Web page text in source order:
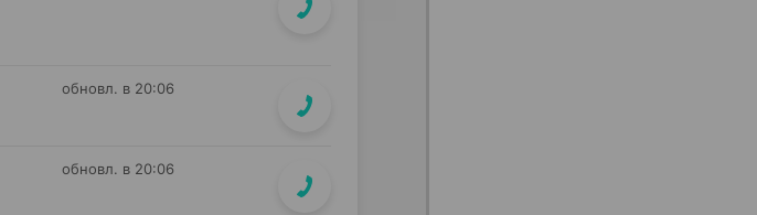
обновл. в 20:06
обновл. в 20:06